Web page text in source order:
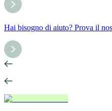
Hai bisogno di aiuto? Prova il